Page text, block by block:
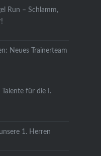
Run – Schlamm,
Neues Trainerteam
für die I.
1. Herren